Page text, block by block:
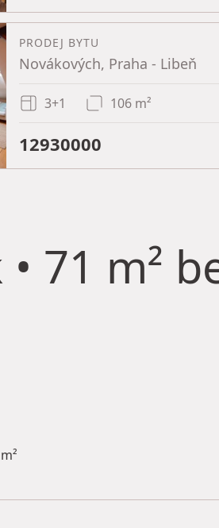
PRODEJ BYTU
Novákových, Praha - Libeň
3+1 106 m²
12930000
71 m²